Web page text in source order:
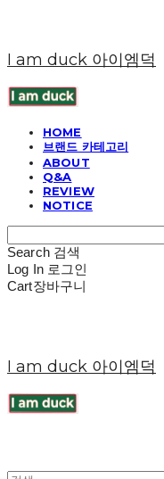
I am duck 아이엠덕
HOME
브랜드 카테고리
ABOUT
Q&A
REVIEW
NOTICE
Search 검색
Log In 로그인
Cart장바구니
I am duck 아이엠덕